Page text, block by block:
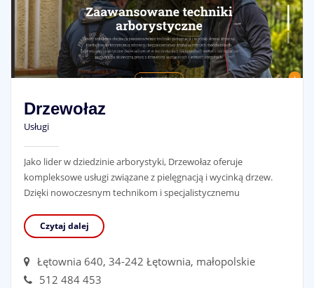
Drzewołaz
Usługi
Jako lider w dziedzinie arborystyki, Drzewołaz oferuje
kompleksowe usługi związane z pielęgnacją i wycinką drzew.
Dzięki nowoczesnym technikom i specjalistycznemu
Czytaj dalej
Łętownia 640, 34-242 Łętownia, małopolskie
512 484 453